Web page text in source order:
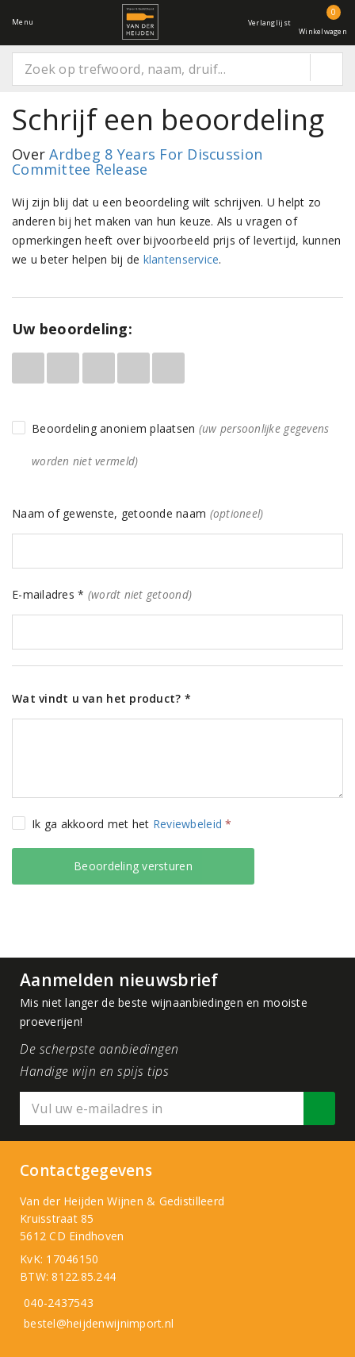
Menu Verlanglijst
0
Winkelwagen
Schrijf een beoordeling
OverArdbeg 8 Years For Discussion
Committee Release
Wij zijn blij dat u een beoordeling wilt schrijven. U helpt zo
anderen bij het maken van hun keuze. Als u vragen of
opmerkingen heeft over bijvoorbeeld prijs of levertijd, kunnen
we u beter helpen bij de klantenservice.
Uw beoordeling:
Beoordeling anoniem plaatsen (uw persoonlijke gegevens
worden niet vermeld)
Naam of gewenste, getoonde naam (optioneel)
E-mailadres * (wordt niet getoond)
Wat vindt u van het product? *
Ik ga akkoord met het Reviewbeleid *
Aanmelden nieuwsbrief
Mis niet langer de beste wijnaanbiedingen en mooiste
proeverijen!
De scherpste aanbiedingen
Handige wijn en spijs tips
Contactgegevens
Van der Heijden Wijnen & Gedistilleerd
Kruisstraat 85
5612 CD Eindhoven
KvK: 17046150
BTW: 8122.85.244
040-2437543
bestel@heijdenwijnimport.nl